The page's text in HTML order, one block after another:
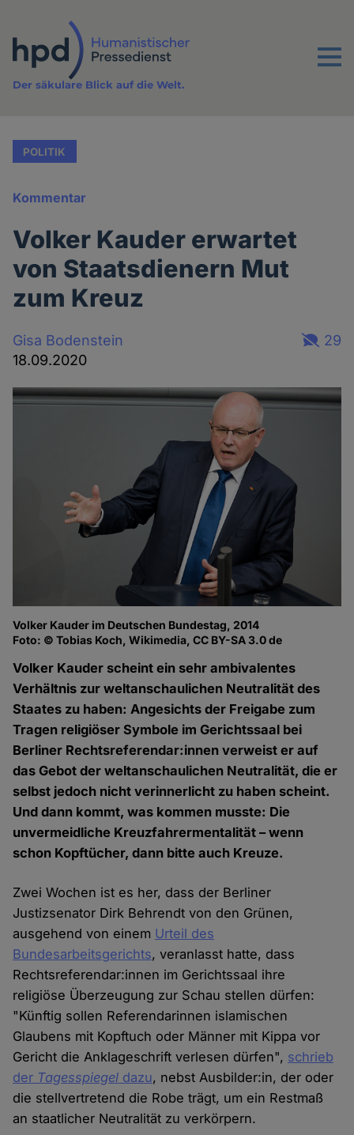
Inhalt
Menu
Der säkulare Blick auf die Welt.
POLITIK
Kommentar
Volker Kauder erwartet
von Staatsdienern Mut
zum Kreuz
Gisa Bodenstein
18.09.2020
29
Volker Kauder im Deutschen Bundestag, 2014
Foto: © Tobias Koch, Wikimedia, CC BY-SA 3.0 de
Volker Kauder scheint ein sehr ambivalentes
Verhältnis zur weltanschaulichen Neutralität des
Staates zu haben: Angesichts der Freigabe zum
Tragen religiöser Symbole im Gerichtssaal bei
Berliner Rechtsreferendar:innen verweist er auf
das Gebot der weltanschaulichen Neutralität, die er
selbst jedoch nicht verinnerlicht zu haben scheint.
Und dann kommt, was kommen musste: Die
unvermeidliche Kreuzfahrermentalität – wenn
schon Kopftücher, dann bitte auch Kreuze.
Zwei Wochen ist es her, dass der Berliner
Justizsenator Dirk Behrendt von den Grünen,
ausgehend von einem Urteil des
Bundesarbeitsgerichts, veranlasst hatte, dass
Rechtsreferendar:innen im Gerichtssaal ihre
religiöse Überzeugung zur Schau stellen dürfen:
"Künftig sollen Referendarinnen islamischen
Glaubens mit Kopftuch oder Männer mit Kippa vor
Gericht die Anklageschrift verlesen dürfen", schrieb
der Tagesspiegel dazu, nebst Ausbilder:in, der oder
die stellvertretend die Robe trägt, um ein Restmaß
an staatlicher Neutralität zu verkörpern.